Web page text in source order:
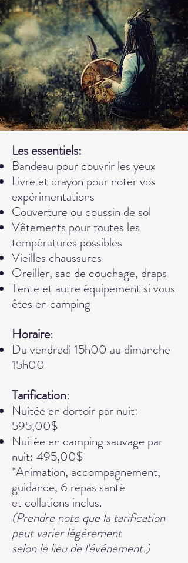
Les essentiels:
Bandeau pour couvrir les yeux
Livre et crayon pour noter vos
expérimentations
Couverture ou coussin de sol
Vêtements pour toutes les
températures possibles
Vieilles chaussures
Oreiller, sac de couchage, draps
Tente et autre équipement si vous
êtes en camping
Horaire:
Du vendredi 15h00 au dimanche
15h00
Tarification:
Nuitée en dortoir par nuit:
595,00$
Nuitée en camping sauvage par
nuit: 495,00$
*Animation, accompagnement,
guidance, 6 repas santé
et collations inclus.
(Prendre note que la tarification
peut varier légèrement
selon le lieu de l'événement.)